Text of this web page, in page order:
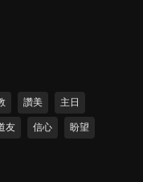
讚美 主日
友 信心 盼望